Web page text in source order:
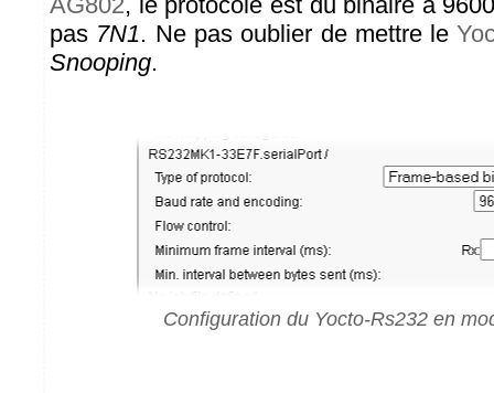
pas 7N1. Ne pas oublier de mettre le
Snooping.
Configuration du Yocto-Rs232 en